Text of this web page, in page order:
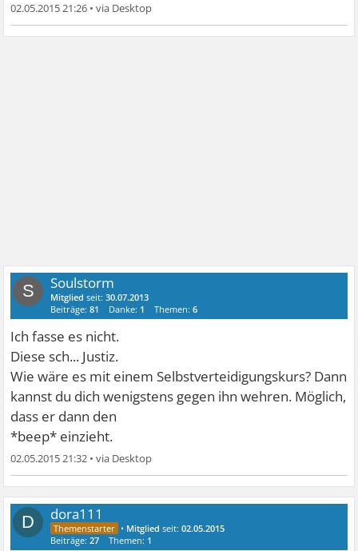
02.05.2015 21:26 •
S Soulstorm
Mitglied seit:30.07.2013
Beiträge:81 Danke: 1 Themen:6
Ich fasse es nicht.
Diese sch... Justiz.
Wie wäre es mit einem Selbstverteidigungskurs? Dann
kannst du dich wenigstens gegen ihn wehren. Möglich,
dass er dann den
*beep* einzieht.
02.05.2015 21:32 •
D dora111
• Mitglied seit:02.05.2015
Beiträge:27 Themen: 1